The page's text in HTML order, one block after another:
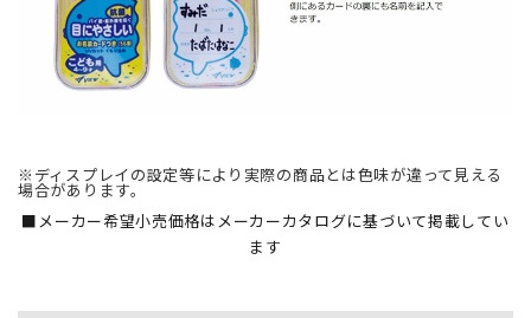
※ディスプレイの設定等により実際の商品とは色味が違って見える
場合があります。
■メーカー希望小売価格はメーカーカタログに基づいて掲載してい
ます